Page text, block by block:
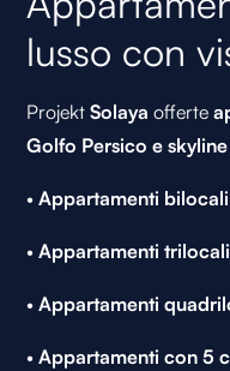
lusso con
ProjektSolayaofferte
Golfo Persico e
•Appartamenti bilocali
•Appartamenti trilocali
•Appartamenti
•Appartamenti con 5